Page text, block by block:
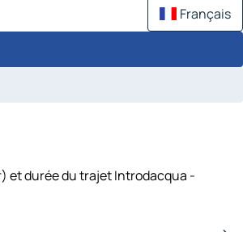
Français
et durée du trajet Introdacqua -